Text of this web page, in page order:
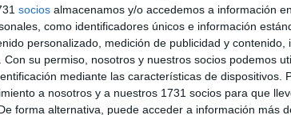
socios almacenamos y/o accedemos a información
como identificadores únicos e información
personalizado, medición de publicidad y contenido,
Con su permiso, nosotros y nuestros socios podemos
mediante las características de dispositivos.
a nosotros y a nuestros 1731 socios para que
forma alternativa, puede acceder a información más